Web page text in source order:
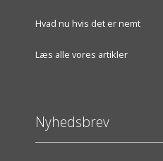
Hvad nu hvis det er nemt
Læs alle vores artikler
Nyhedsbrev